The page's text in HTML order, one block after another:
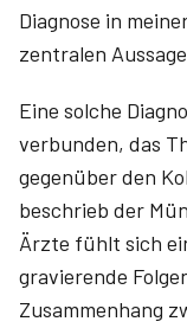
Diagnose in
zentralen
Eine solche
verbunden, das
gegenüber den
beschrieb der
Ärzte fühlt sich
gravierende
Zusammenhang